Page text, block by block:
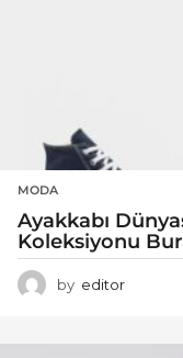
MODA
Ayakkabı
Koleksiyonu
by editor